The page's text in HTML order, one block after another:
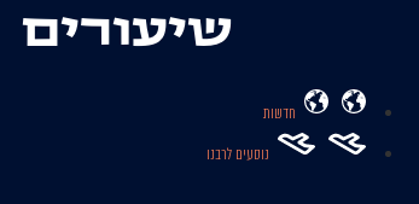
שיעורים
חדשות
נוסעים לרבנו